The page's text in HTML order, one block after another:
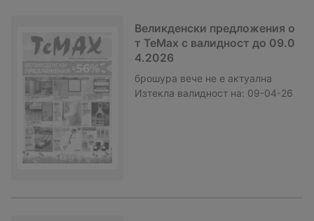
Великденски предложения о
т TeMax с валидност до 09.0
4.2026
брошура вече не е актуална
Изтекла валидност на: 09-04-26